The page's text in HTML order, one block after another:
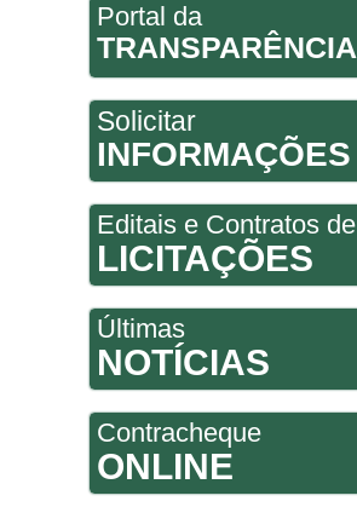
Portal da
TRANSPARÊNCIA
Solicitar
INFORMAÇÕES
Editais e Contratos de
LICITAÇÕES
Últimas
NOTÍCIAS
Contracheque
ONLINE